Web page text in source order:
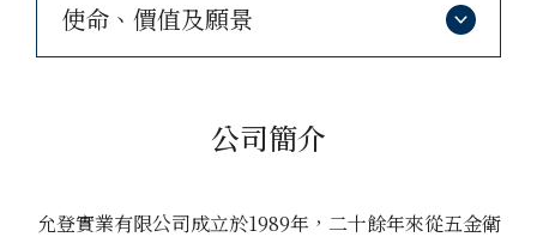
使命、價值及願景
公司簡介
允登實業有限公司成立於1989年，二十餘年來從五金衛